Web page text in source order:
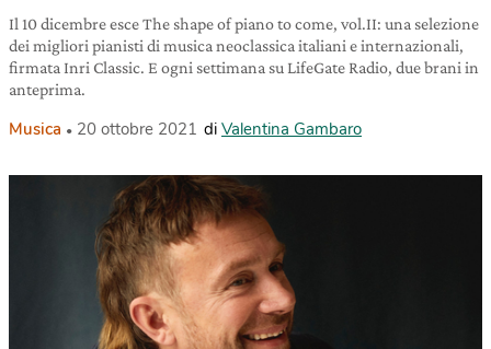
Il 10 dicembre esce The shape of piano to come, vol.II: una selezione
dei migliori pianisti di musica neoclassica italiani e internazionali,
firmata Inri Classic. E ogni settimana su LifeGate Radio, due brani in
anteprima.
Musica 20 ottobre 2021 di Valentina Gambaro